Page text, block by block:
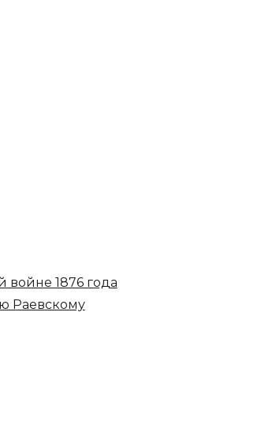
1876 года
Раевскому